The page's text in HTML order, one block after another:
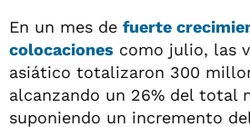
En un mes de fuerte
colocaciones como julio, las
asiático totalizaron 300
alcanzando un 26% del total
suponiendo un incremento